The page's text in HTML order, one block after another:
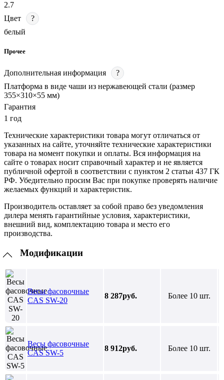
2.7
Цвет
?
белый
Прочее
Дополнительная информация
?
Платформа в виде чаши из нержавеющей стали (размер
355×310×55 мм)
Гарантия
1 год
Технические характеристики товара могут отличаться от
указанных на сайте, уточняйте технические характеристики
товара на момент покупки и оплаты. Вся информация на
сайте о товарах носит справочный характер и не является
публичной офертой в соответствии с пунктом 2 статьи 437 ГК
РФ. Убедительно просим Вас при покупке проверять наличие
желаемых функций и характеристик.
Производитель оставляет за собой право без уведомления
дилера менять гарантийные условия, характеристики,
внешний вид, комплектацию товара и место его
производства.
Модификации
Весы фасовочные
CAS SW-20
8 287руб. Более 10 шт.
Весы фасовочные
CAS SW-5
8 912руб. Более 10 шт.